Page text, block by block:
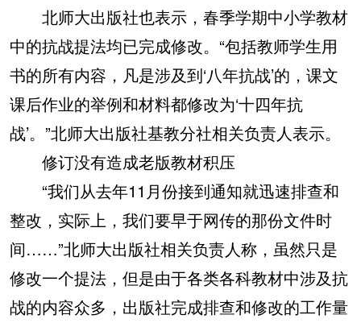
北师大出版社也表示，春季学期中小学教材
中的抗战提法均已完成修改。“包括教师学生用
书的所有内容，凡是涉及到‘八年抗战’的，课文
课后作业的举例和材料都修改为‘十四年抗
战’。”北师大出版社基教分社相关负责人表示。
修订没有造成老版教材积压
“我们从去年11月份接到通知就迅速排查和
整改，实际上，我们要早于网传的那份文件时
间……”北师大出版社相关负责人称，虽然只是
修改一个提法，但是由于各类各科教材中涉及抗
战的内容众多，出版社完成排查和修改的工作量